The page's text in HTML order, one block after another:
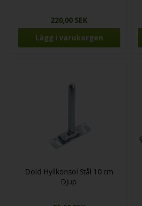
220,00 SEK
Dold Hyllkonsol Stål 10 cm
Djup